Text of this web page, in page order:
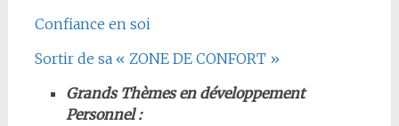
Confiance en soi
Sortir de sa « ZONE DE CONFORT »
Grands Thèmes en développement
Personnel :